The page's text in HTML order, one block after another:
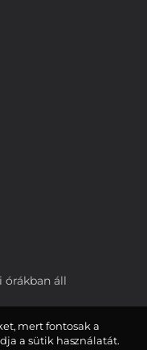
órákban áll
mert fontosak a
a sütik használatát.